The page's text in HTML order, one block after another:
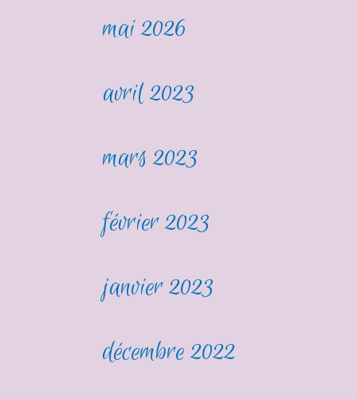
mai 2026
avril 2023
mars 2023
février 2023
janvier 2023
décembre 2022